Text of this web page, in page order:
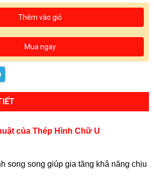
Thêm vào giỏ
Mua ngay
của Thép Hình Chữ U
song song giúp gia tăng khả năng chịu